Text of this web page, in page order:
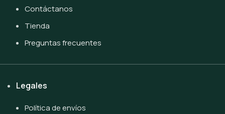
Contáctanos
Tienda
Preguntas frecuentes
Legales
Política de envíos